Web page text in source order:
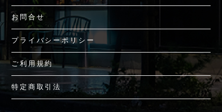
お問合せ
プライバシーポリシー
ご利用規約
特定商取引法